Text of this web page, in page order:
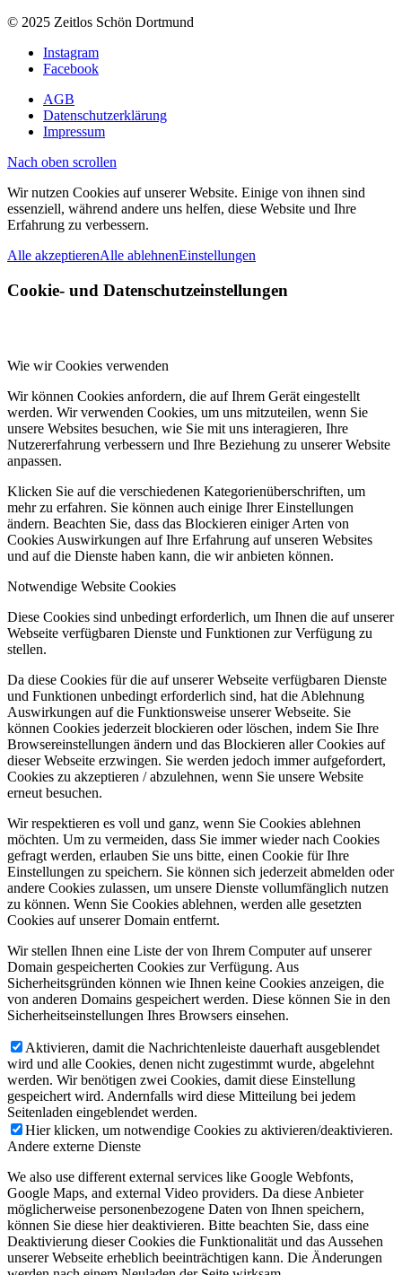
© 2025 Zeitlos Schön Dortmund
Instagram
Facebook
AGB
Datenschutzerklärung
Impressum
Nach oben scrollen
Wir nutzen Cookies auf unserer Website. Einige von ihnen sind
essenziell, während andere uns helfen, diese Website und Ihre
Erfahrung zu verbessern.
Alle akzeptierenAlle ablehnenEinstellungen
Cookie- und Datenschutzeinstellungen
Wie wir Cookies verwenden
Wir können Cookies anfordern, die auf Ihrem Gerät eingestellt
werden. Wir verwenden Cookies, um uns mitzuteilen, wenn Sie
unsere Websites besuchen, wie Sie mit uns interagieren, Ihre
Nutzererfahrung verbessern und Ihre Beziehung zu unserer Website
anpassen.
Klicken Sie auf die verschiedenen Kategorienüberschriften, um
mehr zu erfahren. Sie können auch einige Ihrer Einstellungen
ändern. Beachten Sie, dass das Blockieren einiger Arten von
Cookies Auswirkungen auf Ihre Erfahrung auf unseren Websites
und auf die Dienste haben kann, die wir anbieten können.
Notwendige Website Cookies
Diese Cookies sind unbedingt erforderlich, um Ihnen die auf unserer
Webseite verfügbaren Dienste und Funktionen zur Verfügung zu
stellen.
Da diese Cookies für die auf unserer Webseite verfügbaren Dienste
und Funktionen unbedingt erforderlich sind, hat die Ablehnung
Auswirkungen auf die Funktionsweise unserer Webseite. Sie
können Cookies jederzeit blockieren oder löschen, indem Sie Ihre
Browsereinstellungen ändern und das Blockieren aller Cookies auf
dieser Webseite erzwingen. Sie werden jedoch immer aufgefordert,
Cookies zu akzeptieren / abzulehnen, wenn Sie unsere Website
erneut besuchen.
Wir respektieren es voll und ganz, wenn Sie Cookies ablehnen
möchten. Um zu vermeiden, dass Sie immer wieder nach Cookies
gefragt werden, erlauben Sie uns bitte, einen Cookie für Ihre
Einstellungen zu speichern. Sie können sich jederzeit abmelden oder
andere Cookies zulassen, um unsere Dienste vollumfänglich nutzen
zu können. Wenn Sie Cookies ablehnen, werden alle gesetzten
Cookies auf unserer Domain entfernt.
Wir stellen Ihnen eine Liste der von Ihrem Computer auf unserer
Domain gespeicherten Cookies zur Verfügung. Aus
Sicherheitsgründen können wie Ihnen keine Cookies anzeigen, die
von anderen Domains gespeichert werden. Diese können Sie in den
Sicherheitseinstellungen Ihres Browsers einsehen.
Aktivieren, damit die Nachrichtenleiste dauerhaft ausgeblendet
wird und alle Cookies, denen nicht zugestimmt wurde, abgelehnt
werden. Wir benötigen zwei Cookies, damit diese Einstellung
gespeichert wird. Andernfalls wird diese Mitteilung bei jedem
Seitenladen eingeblendet werden.
Hier klicken, um notwendige Cookies zu aktivieren/deaktivieren.
Andere externe Dienste
We also use different external services like Google Webfonts,
Google Maps, and external Video providers. Da diese Anbieter
möglicherweise personenbezogene Daten von Ihnen speichern,
können Sie diese hier deaktivieren. Bitte beachten Sie, dass eine
Deaktivierung dieser Cookies die Funktionalität und das Aussehen
unserer Webseite erheblich beeinträchtigen kann. Die Änderungen